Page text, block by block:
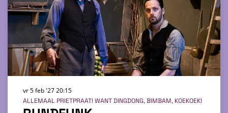
ALLEMAAL PRIETPRAAT! WANT DINGDONG, BIMBAM, KOEKOEK!
vr 5 feb '2720:15